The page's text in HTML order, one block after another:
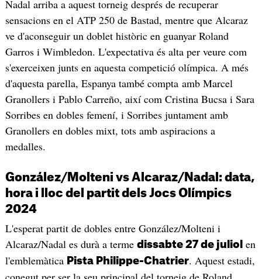
Nadal arriba a aquest torneig després de recuperar
sensacions en el ATP 250 de Bastad, mentre que Alcaraz
ve d'aconseguir un doblet històric en guanyar Roland
Garros i Wimbledon. L'expectativa és alta per veure com
s'exerceixen junts en aquesta competició olímpica. A més
d'aquesta parella, Espanya també compta amb Marcel
Granollers i Pablo Carreño, així com Cristina Bucsa i Sara
Sorribes en dobles femení, i Sorribes juntament amb
Granollers en dobles mixt, tots amb aspiracions a
medalles.
González/Molteni vs Alcaraz/Nadal: data,
hora i lloc del partit dels Jocs Olímpics
2024
L'esperat partit de dobles entre González/Molteni i
Alcaraz/Nadal es durà a terme dissabte 27 de juliol en
l'emblemàtica Pista Philippe-Chatrier. Aquest estadi,